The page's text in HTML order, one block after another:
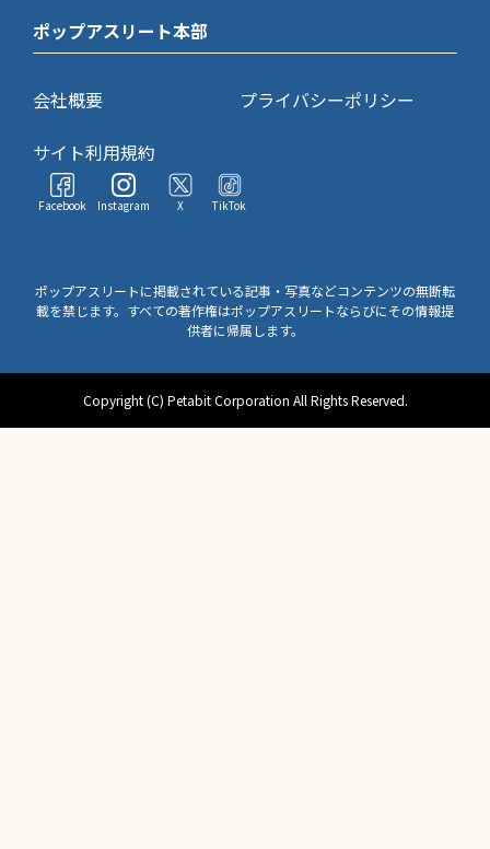
ポップアスリート本部
会社概要
プライバシーポリシー
サイト利用規約
Facebook Instagram X TikTok
ポップアスリートに掲載されている記事・写真などコンテンツの無断転
載を禁じます。すべての著作権はポップアスリートならびにその情報提
供者に帰属します。
Copyright (C) Petabit Corporation All Rights Reserved.